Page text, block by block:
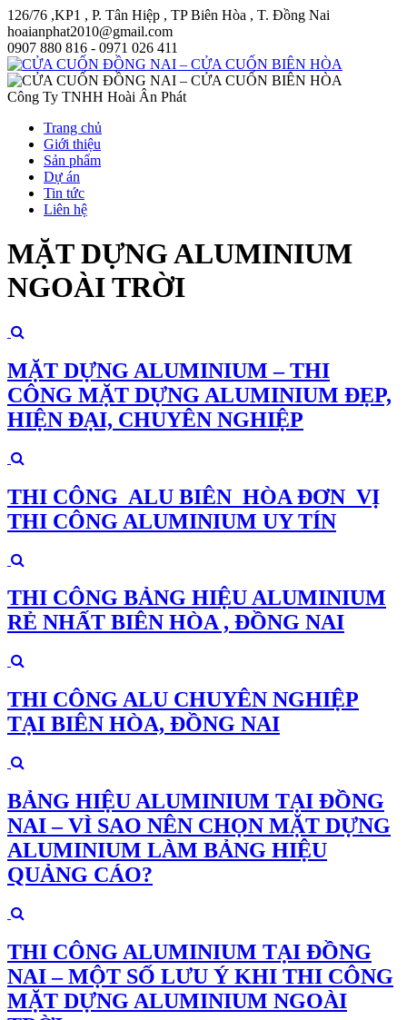
126/76 ,KP1 , P. Tân Hiệp , TP Biên Hòa , T. Đồng Nai
hoaianphat2010@gmail.com
0907 880 816 - 0971 026 411
Công Ty TNHH Hoài Ân Phát
Trang chủ
Giới thiệu
Sản phẩm
Dự án
Tin tức
Liên hệ
MẶT DỰNG ALUMINIUM
NGOÀI TRỜI
MẶT DỰNG ALUMINIUM – THI
CÔNG MẶT DỰNG ALUMINIUM ĐẸP,
HIỆN ĐẠI, CHUYÊN NGHIỆP
THI CÔNG ALU BIÊN HÒA ĐƠN VỊ
THI CÔNG ALUMINIUM UY TÍN
THI CÔNG BẢNG HIỆU ALUMINIUM
RẺ NHẤT BIÊN HÒA , ĐỒNG NAI
THI CÔNG ALU CHUYÊN NGHIỆP
TẠI BIÊN HÒA, ĐỒNG NAI
BẢNG HIỆU ALUMINIUM TẠI ĐỒNG
NAI – VÌ SAO NÊN CHỌN MẶT DỰNG
ALUMINIUM LÀM BẢNG HIỆU
QUẢNG CÁO?
THI CÔNG ALUMINIUM TẠI ĐỒNG
NAI – MỘT SỐ LƯU Ý KHI THI CÔNG
MẶT DỰNG ALUMINIUM NGOÀI